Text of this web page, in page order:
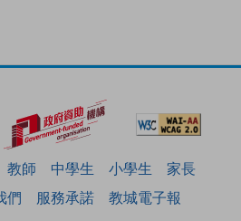
教師 中學生 小學生
家長
們 服務承諾 教城電子報